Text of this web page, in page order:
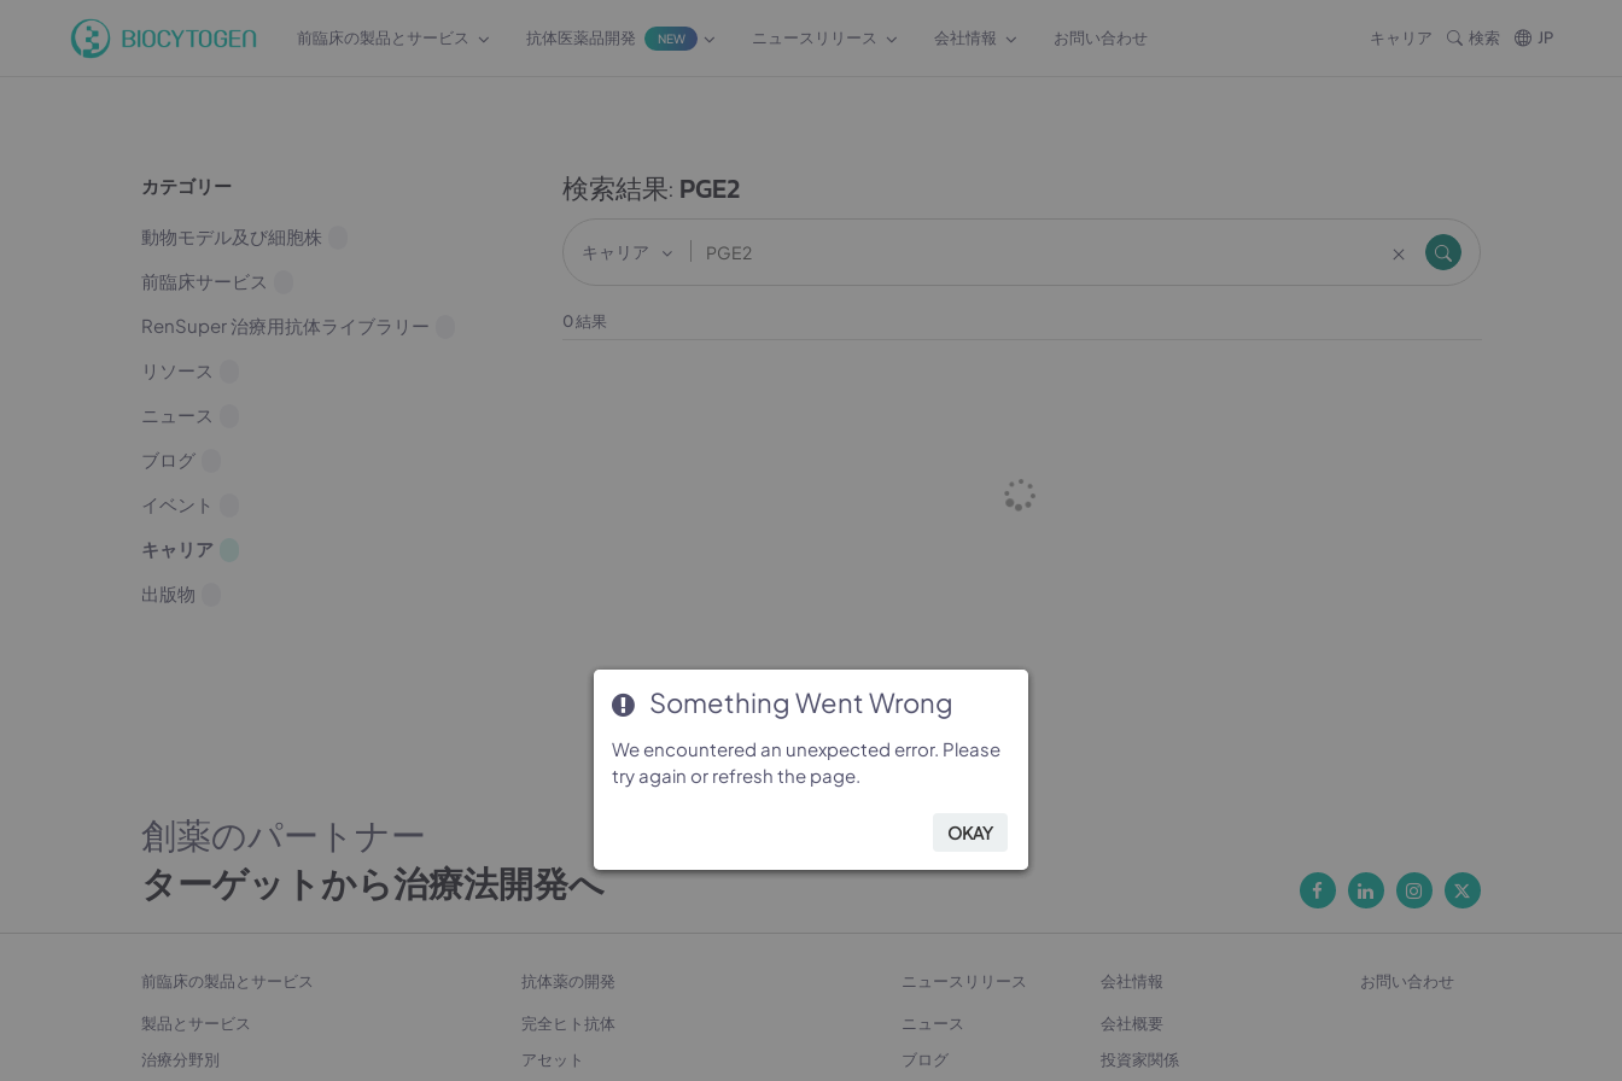
前臨床の製品とサービス 抗体医薬品開発 NEW ニュースリリース 会社情報 お問い合わせ キャリア 検索 JP
カテゴリー
動物モデル及び細胞株
前臨床サービス
RenSuper 治療用抗体ライブラリー
リソース
ニュース
ブログ
イベント
キャリア
出版物
検索結果: PGE2
キャリア
0結果
創薬のパートナー
ターゲットから治療法開発へ
前臨床の製品とサービス
製品とサービス
治療分野別
抗体薬の開発
完全ヒト抗体
アセット
ニュースリリース
ニュース
ブログ
会社情報
会社概要
投資家関係
お問い合わせ
Something Went Wrong
We encountered an unexpected error. Please
try again or refresh the page.
OKAY
Something Went Wrong
We encountered an unexpected error. Please
try again or refresh the page.
OKAY
Something Went Wrong
We encountered an unexpected error. Please
try again or refresh the page.
OKAY
Something Went Wrong
We encountered an unexpected error. Please
try again or refresh the page.
OKAY